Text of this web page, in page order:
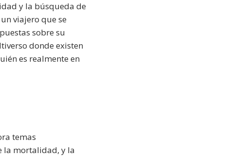
y la búsqueda de
viajero que se
sobre su
donde existen
es realmente en
temas
la mortalidad, y la